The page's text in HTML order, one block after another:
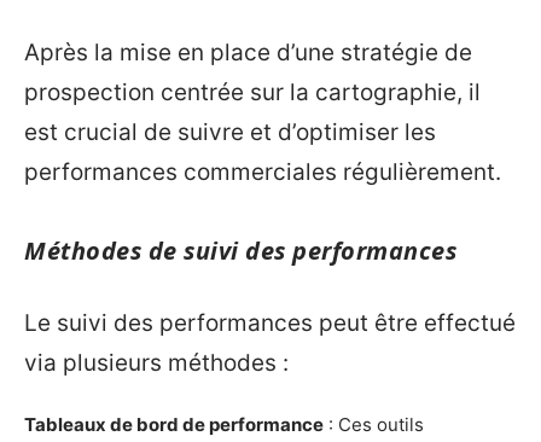
Après la mise en place d’une stratégie de
prospection centrée sur la cartographie, il
est crucial de suivre et d’optimiser les
performances commerciales régulièrement.
Méthodes de suivi des performances
Le suivi des performances peut être effectué
via plusieurs méthodes :
Tableaux de bord de performance : Ces outils